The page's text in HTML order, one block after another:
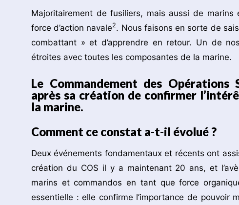
Majoritairement de fusiliers, mais aussi de marins
force d’action navale2. Nous faisons en sorte de
combattant » et d’apprendre en retour. Un de
étroites avec toutes les composantes de la marine.
Le Commandement des Opérations
après sa création de confirmer
la marine.
Comment ce constat a-t-il évolué ?
Deux événements fondamentaux et récents ont
création du COS il y a maintenant 20 ans, et
marins et commandos en tant que force
essentielle : elle confirme l’importance de pouvoir